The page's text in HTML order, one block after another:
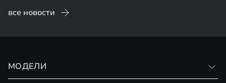
все новости
МОДЕЛИ